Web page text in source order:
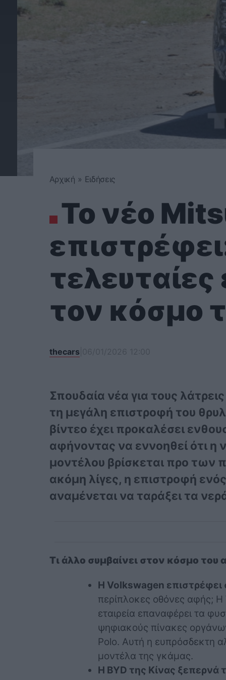
Αρχική » Ειδήσεις
Το νέο
τον κόσμο
thecars
Σπουδαία νέα για τους
τη μεγάλη επιστροφή του
βίντεο έχει προκαλέσει
αφήνοντας να εννοηθεί ότι η
μοντέλου βρίσκεται προ των
ακόμη λίγες, η επιστροφή
αναμένεται να ταράξει τα
Τι άλλο συμβαίνει στον κόσμο του
Η Volkswagen επιστρέφει
περίπλοκες οθόνες αφής;
εταιρεία επαναφέρει τα
ψηφιακούς πίνακες
Polo. Αυτή η ευπρόσδεκτη
μοντέλα της γκάμας.
Η BYD της Κίνας ξεπερνά